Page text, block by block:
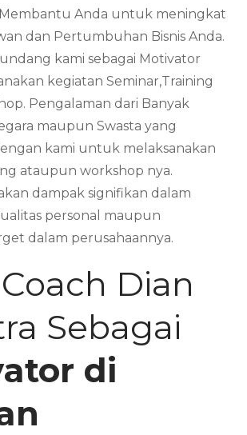
Anda untuk meningkat
dan Pertumbuhan Bisnis Anda.
kami sebagai Motivator
kegiatan Seminar,Training
Pengalaman dari Banyak
maupun Swasta yang
kami untuk melaksanakan
ataupun workshop nya.
dampak signifikan dalam
personal maupun
dalam perusahaannya.
Dian
Sebagai
di